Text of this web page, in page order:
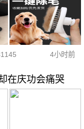
4小时前
在庆功会痛哭